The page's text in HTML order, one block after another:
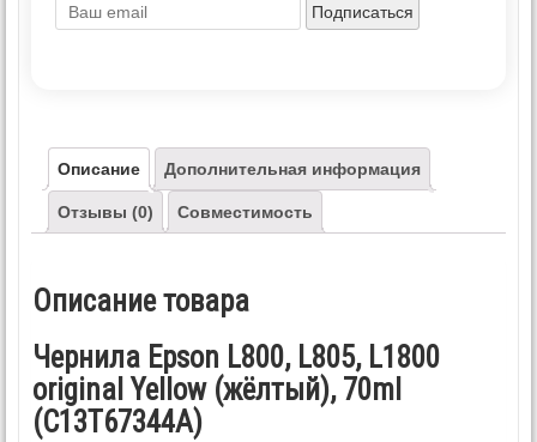
Подписаться
Описание Дополнительная информация
Отзывы (0) Совместимость
Описание товара
Чернила Epson L800, L805, L1800
original Yellow (жёлтый), 70ml
(C13T67344A)